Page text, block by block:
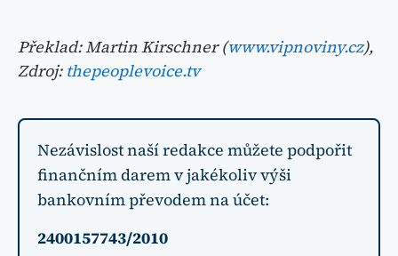
Překlad: Martin Kirschner (www.vipnoviny.cz),
Zdroj: thepeoplevoice.tv
Nezávislost naší redakce můžete podpořit
finančním darem v jakékoliv výši
bankovním převodem na účet:
2400157743/2010